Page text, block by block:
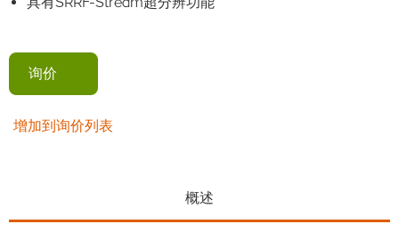
询价
增加到询价列表
概述